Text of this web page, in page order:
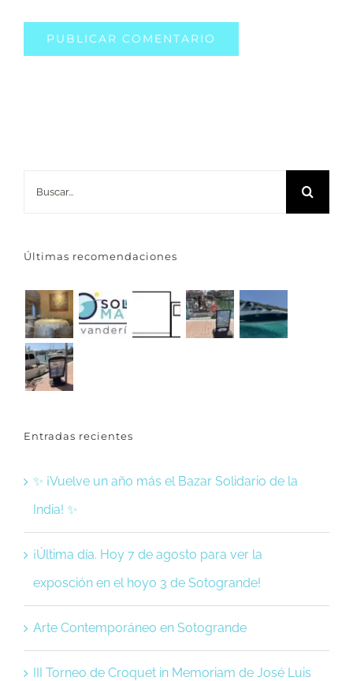
Últimas recomendaciones
Entradas recientes
✨ ¡Vuelve un año más el Bazar Solidario de la
India! ✨
¡Última día. Hoy 7 de agosto para ver la
exposción en el hoyo 3 de Sotogrande!
Arte Contemporáneo en Sotogrande
III Torneo de Croquet in Memoriam de José Luis